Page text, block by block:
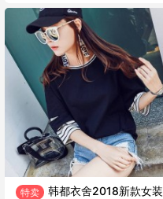
特卖
韩都衣舍2018新款女装